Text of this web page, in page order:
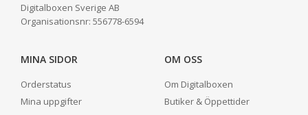
Digitalboxen Sverige AB
Organisationsnr: 556778-6594
MINA SIDOR
Orderstatus
Mina uppgifter
OM OSS
Om Digitalboxen
Butiker & Öppettider